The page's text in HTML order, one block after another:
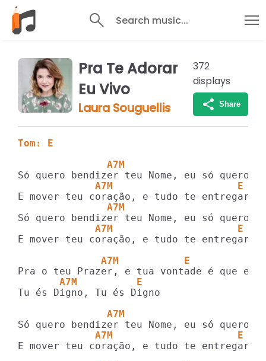
Search music...
Pra Te Adorar
Eu Vivo
Laura Souguellis
372
displays
Share
Tom: E
A7M
             A7M                     E
A7M
             A7M                     E
E mover teu coração, e tudo te entregar
A7M           E
       A7M          E
Tu és Digno, Tu és Digno
A7M
             A7M                     E
E mover teu coração, e tudo te entregar